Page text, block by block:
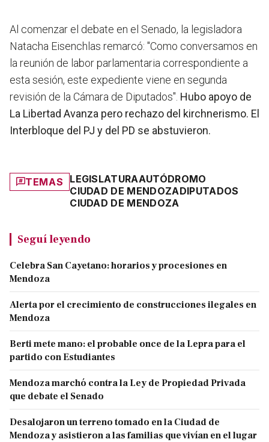
Al comenzar el debate en el Senado, la legisladora
Natacha Eisenchlas remarcó: "Como conversamos en
la reunión de labor parlamentaria correspondiente a
esta sesión, este expediente viene en segunda
revisión de la Cámara de Diputados". Hubo apoyo de
La Libertad Avanza pero rechazo del kirchnerismo. El
Interbloque del PJ y del PD se abstuvieron.
TEMAS LEGISLATURAAUTÓDROMO
CIUDAD DE MENDOZADIPUTADOS
CIUDAD DE MENDOZA
Seguí leyendo
Celebra San Cayetano: horarios y procesiones en
Mendoza
Alerta por el crecimiento de construcciones ilegales en
Mendoza
Berti mete mano: el probable once de la Lepra para el
partido con Estudiantes
Mendoza marchó contra la Ley de Propiedad Privada
que debate el Senado
Desalojaron un terreno tomado en la Ciudad de
Mendoza y asistieron a las familias que vivían en el lugar